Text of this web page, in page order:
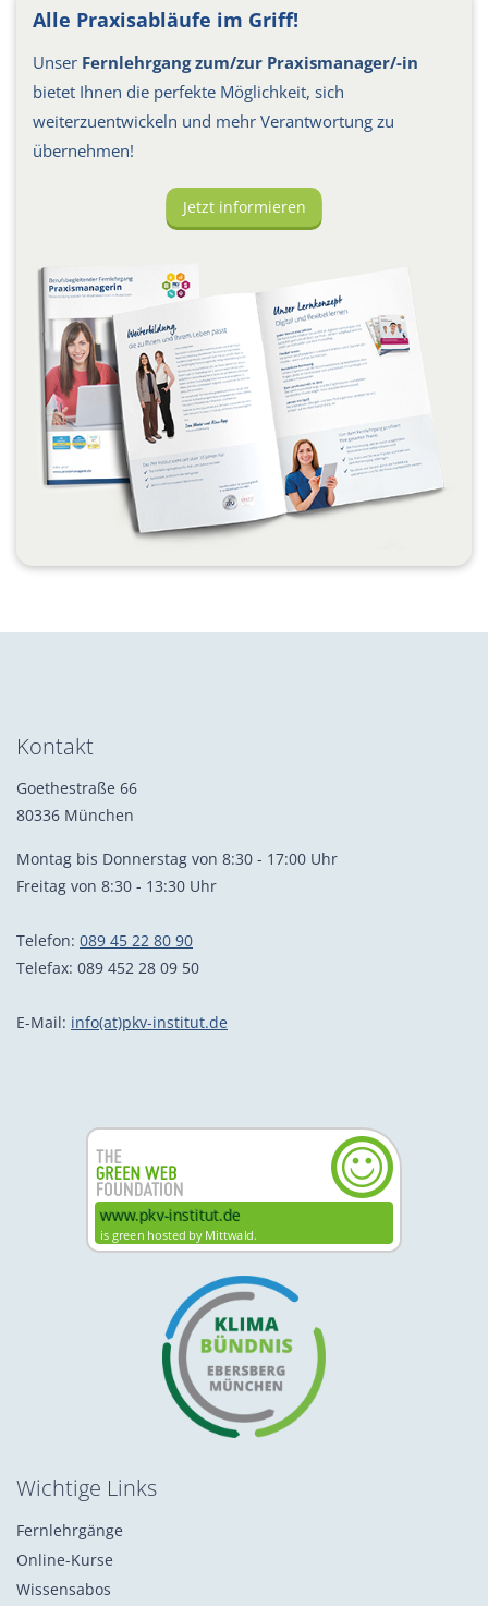
Alle Praxisabläufe im Griff!
Unser Fernlehrgang zum/zur Praxismanager/-in
bietet Ihnen die perfekte Möglichkeit, sich
weiterzuentwickeln und mehr Verantwortung zu
übernehmen!
Jetzt informieren
Kontakt
Goethestraße 66
80336 München
Montag bis Donnerstag von 8:30 - 17:00 Uhr
Freitag von 8:30 - 13:30 Uhr
Telefon: 089 45 22 80 90
Telefax: 089 452 28 09 50
E-Mail: info(at)pkv-institut.de
Wichtige Links
Fernlehrgänge
Online-Kurse
Wissensabos